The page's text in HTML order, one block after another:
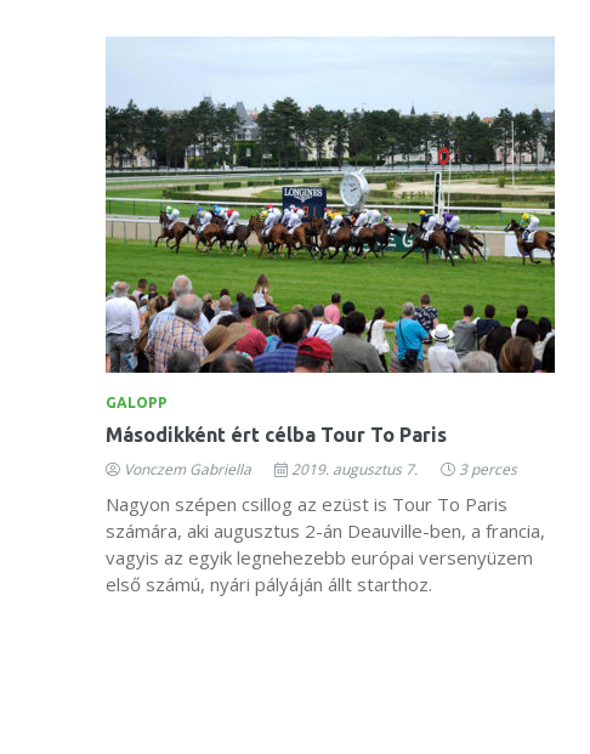
GALOPP
Másodikként ért célba Tour To Paris
Vonczem Gabriella 2019. augusztus 7. 3 perces
Nagyon szépen csillog az ezüst is Tour To Paris
számára, aki augusztus 2-án Deauville-ben, a francia,
vagyis az egyik legnehezebb európai versenyüzem
első számú, nyári pályáján állt starthoz.